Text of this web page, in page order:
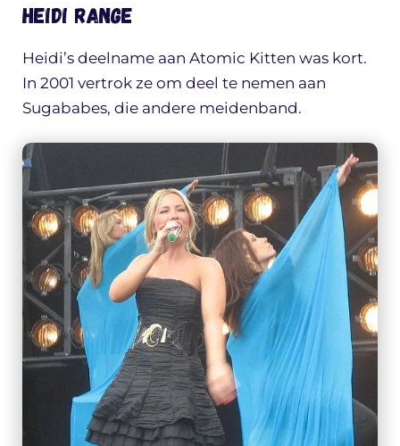
Heidi Range
Heidi’s deelname aan Atomic Kitten was kort.
In 2001 vertrok ze om deel te nemen aan
Sugababes, die andere meidenband.